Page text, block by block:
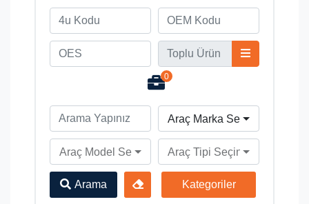
0
Araç Marka Seçiniz
Araç Model Seçiniz Araç Tipi Seçiniz
Arama Kategoriler